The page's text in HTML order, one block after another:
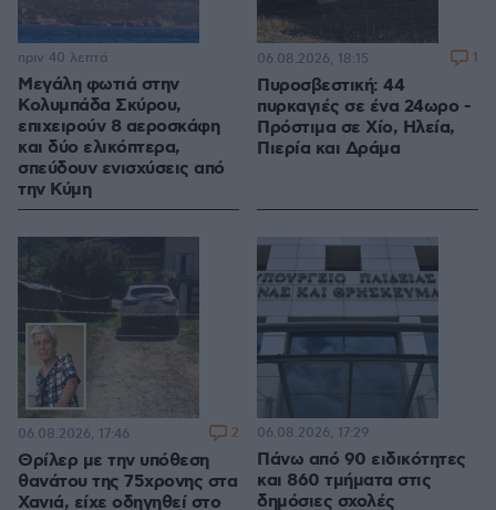
Μεγάλη φωτιά στην
Κολυμπάδα Σκύρου,
επιχειρούν 8 αεροσκάφη
και δύο ελικόπτερα,
σπεύδουν ενισχύσεις από
την Κύμη
πριν 40 λεπτά
Πυροσβεστική: 44
πυρκαγιές σε ένα 24ωρο -
Πρόστιμα σε Χίο, Ηλεία,
Πιερία και Δράμα
06.08.2026, 18:15 1
Θρίλερ με την υπόθεση
θανάτου της 75χρονης στα
Χανιά, είχε οδηγηθεί στο
06.08.2026, 17:46 2
Πάνω από 90 ειδικότητες
και 860 τμήματα στις
δημόσιες σχολές
06.08.2026, 17:29